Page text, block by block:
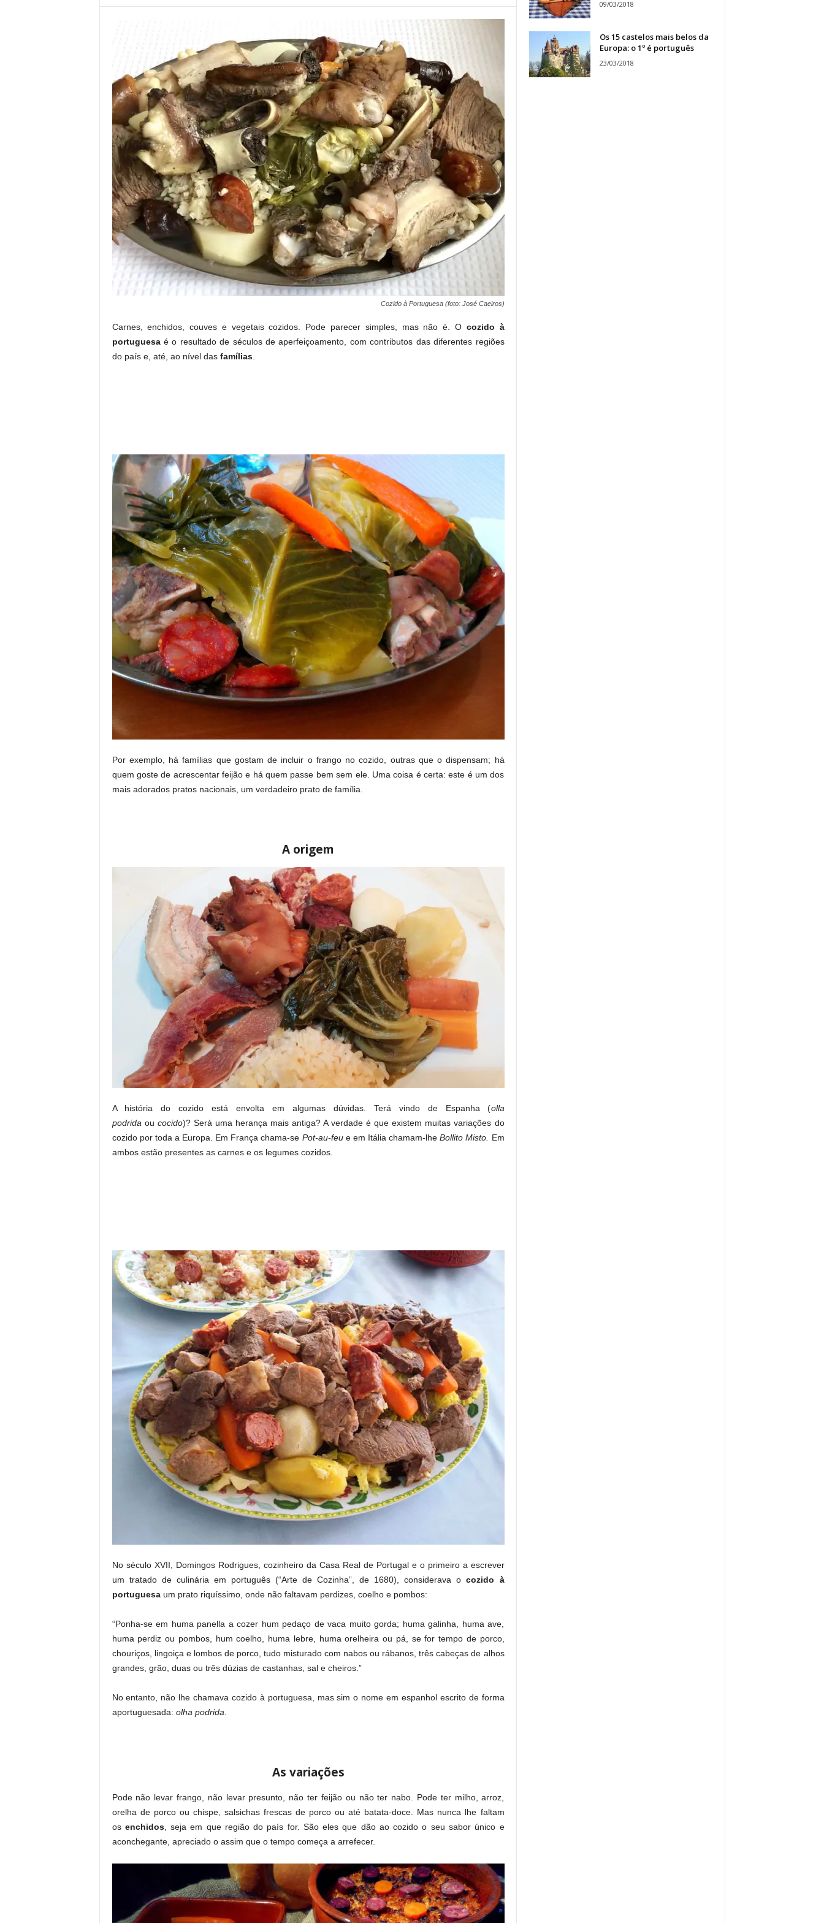
t
u
g
a
l
Cozido à Portuguesa (foto: José Caeiros)
Carnes, enchidos, couves e vegetais cozidos. Pode parecer simples, mas não é. O cozido à
portuguesaé o resultado de séculos de aperfeiçoamento, com contributos das diferentes regiões
do país e, até, ao nível das famílias.
Por exemplo, há famílias que gostam de incluir o frango no cozido, outras que o dispensam; há
quem goste de acrescentar feijão e há quem passe bem sem ele. Uma coisa é certa: este é um dos
mais adorados pratos nacionais, um verdadeiro prato de família.
A origem
A história do cozido está envolta em algumas dúvidas. Terá vindo de Espanha (olla
podrida ou cocido)? Será uma herança mais antiga? A verdade é que existem muitas variações do
cozido por toda a Europa. Em França chama-se Pot-au-feu e em Itália chamam-lheBollito Misto.
Em
ambos estão presentes as carnes e os legumes cozidos.
No século XVII, Domingos Rodrigues, cozinheiro da Casa Real de Portugal e o primeiro a escrever
um tratado de culinária em português (“Arte de Cozinha”, de 1680), considerava ocozido à
portuguesaum prato riquíssimo, onde não faltavam perdizes, coelho e pombos:
“Ponha-se em huma panella a cozer hum pedaço de vaca muito gorda; huma galinha, huma ave,
huma perdiz ou pombos, hum coelho, huma lebre, huma orelheira ou pá, se for tempo de porco,
chouriços, lingoiça e lombos de porco, tudo misturado com nabos ou rábanos, três cabeças de alhos
grandes, grão, duas ou três dúzias de castanhas, sal e cheiros.”
No entanto, não lhe chamava cozido à portuguesa, mas sim o nome em espanhol escrito de forma
aportuguesada: olha podrida
As variações
Pode não levar frango, não levar presunto, não ter feijão ou não ter nabo. Pode ter milho, arroz,
orelha de porco ou chispe, salsichas frescas de porco ou até batata-doce. Mas nunca lhe faltam
os enchidos, seja em que região do país for. São eles que dão ao cozido o seu sabor único e
aconchegante, apreciado o assim que o tempo começa a arrefecer.
09/03/2018
Os 15 castelos mais belos da
Europa: o 1º é português
23/03/2018